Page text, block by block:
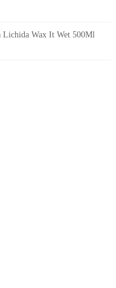
Lichida Wax It Wet 500Ml